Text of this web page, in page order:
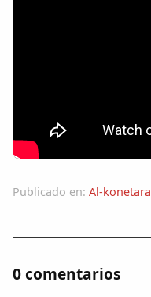
Colaboradores
Publicado en: Al-konetara
0 comentarios